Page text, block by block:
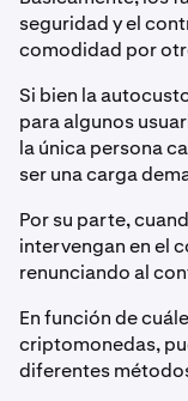
seguridad y el
comodidad por
Si bien la
para algunos
la única persona
ser una carga
Por su parte,
intervengan en el
renunciando al
En función de
criptomonedas,
diferentes